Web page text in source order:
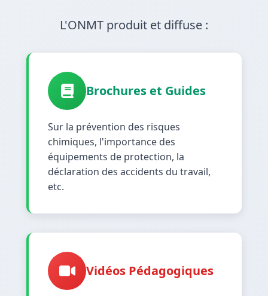
L'ONMT produit et diffuse :
Brochures et Guides
Sur la prévention des risques
chimiques, l'importance des
équipements de protection, la
déclaration des accidents du travail,
etc.
Vidéos Pédagogiques